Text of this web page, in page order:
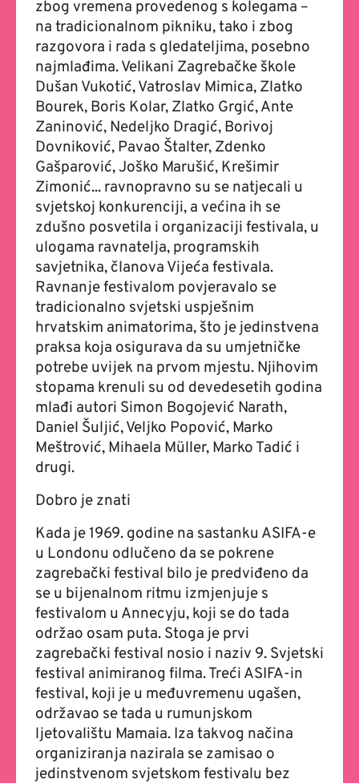
zbog vremena provedenog s kolegama –
na tradicionalnom pikniku, tako i zbog
razgovora i rada s gledateljima, posebno
najmlađima. Velikani Zagrebačke škole
Dušan Vukotić, Vatroslav Mimica, Zlatko
Bourek, Boris Kolar, Zlatko Grgić, Ante
Zaninović, Nedeljko Dragić, Borivoj
Dovniković, Pavao Štalter, Zdenko
Gašparović, Joško Marušić, Krešimir
Zimonić... ravnopravno su se natjecali u
svjetskoj konkurenciji, a većina ih se
zdušno posvetila i organizaciji festivala, u
ulogama ravnatelja, programskih
savjetnika, članova Vijeća festivala.
Ravnanje festivalom povjeravalo se
tradicionalno svjetski uspješnim
hrvatskim animatorima, što je jedinstvena
praksa koja osigurava da su umjetničke
potrebe uvijek na prvom mjestu. Njihovim
stopama krenuli su od devedesetih godina
mlađi autori Simon Bogojević Narath,
Daniel Šuljić, Veljko Popović, Marko
Meštrović, Mihaela Müller, Marko Tadić i
drugi.
Dobro je znati
Kada je 1969. godine na sastanku ASIFA-e
u Londonu odlučeno da se pokrene
zagrebački festival bilo je predviđeno da
se u bijenalnom ritmu izmjenjuje s
festivalom u Annecyju, koji se do tada
održao osam puta. Stoga je prvi
zagrebački festival nosio i naziv 9. Svjetski
festival animiranog filma. Treći ASIFA-in
festival, koji je u međuvremenu ugašen,
održavao se tada u rumunjskom
ljetovalištu Mamaia. Iza takvog načina
organiziranja nazirala se zamisao o
jedinstvenom svjetskom festivalu bez